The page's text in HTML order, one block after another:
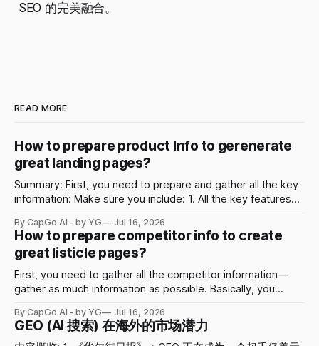
SEO 的完美融合。
READ MORE
How to prepare product Info to gerenerate
great landing pages?
Summary: First, you need to prepare and gather all the key
information: Make sure you include: 1. All the key features
how you like using it. 3. Case studies, or all the key use
cases Second, you can put all the product
By CapGo AI - by YG Jul 16, 2026
How to prepare competitor info to create
great listicle pages?
First, you need to gather all the competitor information—
gather as much information as possible. Basically, you
detailed description (with image or multiple images for
each) • Pros and cons • What they are for • User reviews •
By CapGo AI - by YG Jul 16, 2026
GEO (AI 搜索) 在海外的市场潜力